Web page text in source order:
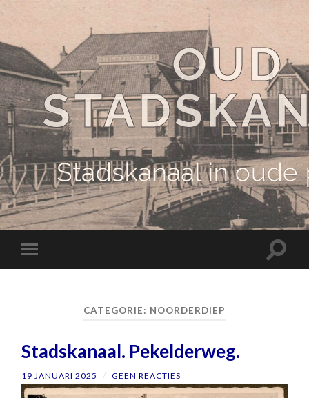
OUD
Stadskanaal in oude
Schakel
naar
CATEGORIE: NOORDERDIEP
Stadskanaal. Pekelderweg.
19 JANUARI 2025 / GEEN REACTIES